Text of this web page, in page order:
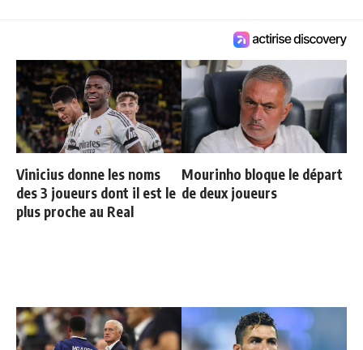
Vinicius donne les noms
des 3 joueurs dont il est le
plus proche au Real
Mourinho bloque le départ
de deux joueurs